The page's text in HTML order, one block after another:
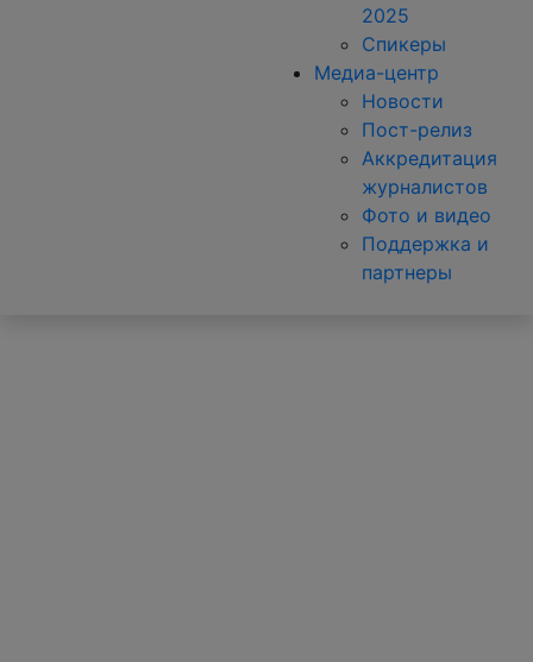
2025
Спикеры
Медиа-центр
Новости
Пост-релиз
Аккредитация
журналистов
Фото и видео
Поддержка и
партнеры